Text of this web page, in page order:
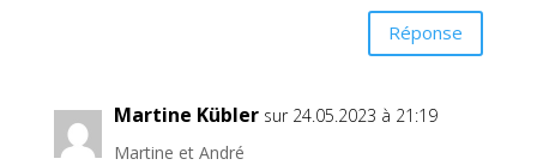
Réponse
Martine Kübler sur 24.05.2023 à 21:19
Martine et André